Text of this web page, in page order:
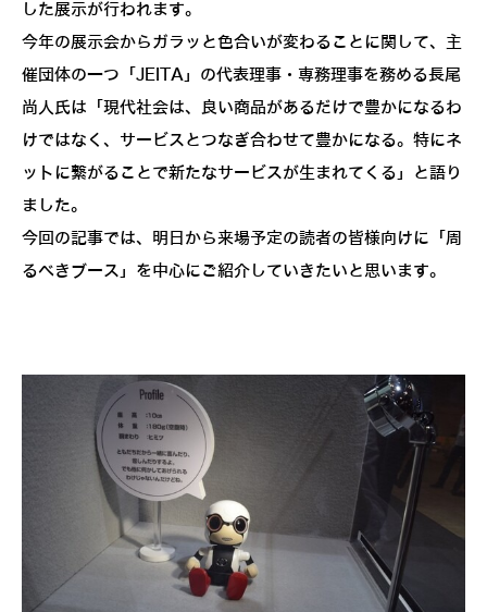
した展示が行われます。
今年の展示会からガラッと色合いが変わることに関して、主
催団体の一つ「JEITA」の代表理事・専務理事を務める長尾
尚人氏は「現代社会は、良い商品があるだけで豊かになるわ
けではなく、サービスとつなぎ合わせて豊かになる。特にネ
ットに繋がることで新たなサービスが生まれてくる」と語り
ました。
今回の記事では、明日から来場予定の読者の皆様向けに「周
るべきブース」を中心にご紹介していきたいと思います。